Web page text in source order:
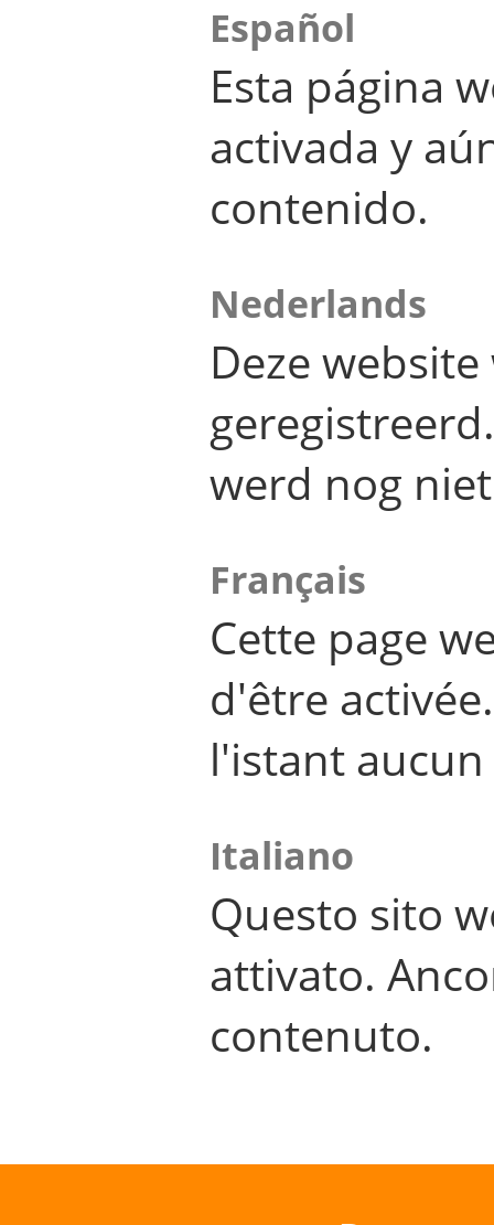
Español
Esta página
activada y
contenido.
Nederlands
Deze
werd nog
Français
Cette page
d'être
l'istant
Italiano
Questo sito
attivato.
contenuto.